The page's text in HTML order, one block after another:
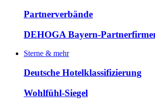
Partnerverbände
DEHOGA Bayern-
Sterne & mehr
Deutsche Hotelklassifizierung
Wohlfühl-Siegel